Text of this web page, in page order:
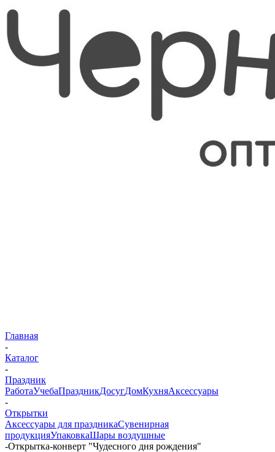
Главная
-
Каталог
-
Праздник
РаботаУчебаПраздникДосугДомКухняАксессуары
-
Открытки
Аксессуары для праздникаСувенирная
продукцияУпаковкаШары воздушные
-Открытка-конверт "Чудесного дня рождения"